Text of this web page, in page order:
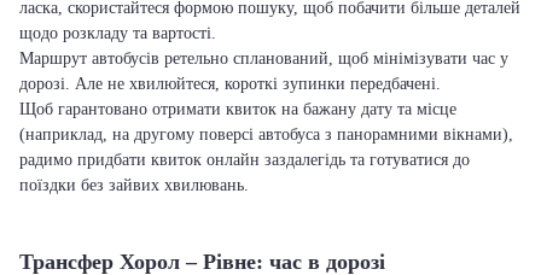
ласка, скористайтеся формою пошуку, щоб побачити більше деталей
щодо розкладу та вартості.
Маршрут автобусів ретельно спланований, щоб мінімізувати час у
дорозі. Але не хвилюйтеся, короткі зупинки передбачені.
Щоб гарантовано отримати квиток на бажану дату та місце
(наприклад, на другому поверсі автобуса з панорамними вікнами),
радимо придбати квиток онлайн заздалегідь та готуватися до
поїздки без зайвих хвилювань.
Трансфер Хорол – Рівне: час в дорозі